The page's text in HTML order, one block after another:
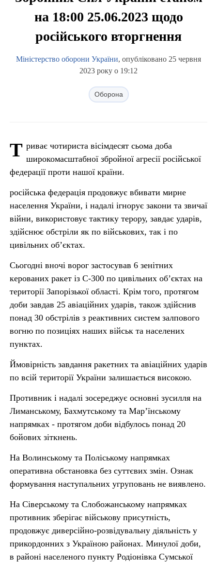
на 18:00 25.06.2023 щодо
російського вторгнення
Міністерство оборони України, опубліковано 25 червня
2023 року о 19:12
Оборона
Т риває чотириста вісімдесят сьома доба
широкомасштабної збройної агресії російської
федерації проти нашої країни.
російська федерація продовжує вбивати мирне
населення України, і надалі ігнорує закони та звичаї
війни, використовує тактику терору, завдає ударів,
здійснює обстріли як по військових, так і по
цивільних об’єктах.
Сьогодні вночі ворог застосував 6 зенітних
керованих ракет із С-300 по цивільних об’єктах на
території Запорізької області. Крім того, протягом
доби завдав 25 авіаційних ударів, також здійснив
понад 30 обстрілів з реактивних систем залпового
вогню по позиціях наших військ та населених
пунктах.
Ймовірність завдання ракетних та авіаційних ударів
по всій території України залишається високою.
Противник і надалі зосереджує основні зусилля на
Лиманському, Бахмутському та Мар’їнському
напрямках - протягом доби відбулось понад 20
бойових зіткнень.
На Волинському та Поліському напрямках
оперативна обстановка без суттєвих змін. Ознак
формування наступальних угруповань не виявлено.
На Сіверському та Слобожанському напрямках
противник зберігає військову присутність,
продовжує диверсійно-розвідувальну діяльність у
прикордонних з Україною районах. Минулої доби,
в районі населеного пункту Родіонівка Сумської